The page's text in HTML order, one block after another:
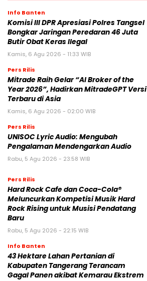
Info Banten
Komisi III DPR Apresiasi Polres Tangsel
Bongkar Jaringan Peredaran 46 Juta
Butir Obat Keras Ilegal
Kamis, 6 Agu 2026 - 11:33 WIB
Pers Rilis
Mitrade Raih Gelar “AI Broker of the
Year 2026”, Hadirkan MitradeGPT Versi
Terbaru di Asia
Kamis, 6 Agu 2026 - 02:00 WIB
Pers Rilis
UNISOC Lyric Audio: Mengubah
Pengalaman Mendengarkan Audio
Rabu, 5 Agu 2026 - 23:58 WIB
Pers Rilis
Hard Rock Cafe dan Coca-Cola®
Meluncurkan Kompetisi Musik Hard
Rock Rising untuk Musisi Pendatang
Baru
Rabu, 5 Agu 2026 - 22:15 WIB
Info Banten
43 Hektare Lahan Pertanian di
Kabupaten Tangerang Terancam
Gagal Panen akibat Kemarau Ekstrem